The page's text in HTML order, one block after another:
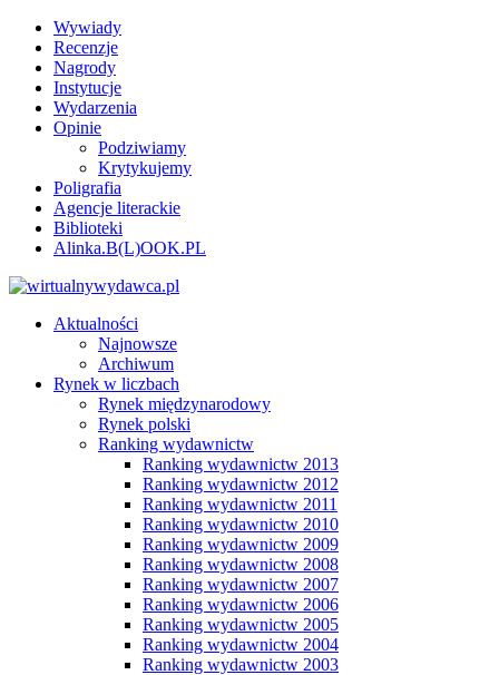
Wywiady
Recenzje
Nagrody
Instytucje
Wydarzenia
Opinie
Podziwiamy
Krytykujemy
Poligrafia
Agencje literackie
Biblioteki
Alinka.B(L)OOK.PL
Aktualności
Najnowsze
Archiwum
Rynek w liczbach
Rynek międzynarodowy
Rynek polski
Ranking wydawnictw
Ranking wydawnictw 2013
Ranking wydawnictw 2012
Ranking wydawnictw 2011
Ranking wydawnictw 2010
Ranking wydawnictw 2009
Ranking wydawnictw 2008
Ranking wydawnictw 2007
Ranking wydawnictw 2006
Ranking wydawnictw 2005
Ranking wydawnictw 2004
Ranking wydawnictw 2003